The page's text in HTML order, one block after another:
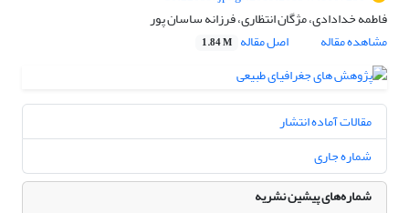
فاطمه خدادادی، مژگان انتظاری، فرزانه ساسان پور
مشاهده مقاله
اصل مقاله 1.84 M
مقالات آماده انتشار
شماره جاری
شماره‌های پیشین نشریه